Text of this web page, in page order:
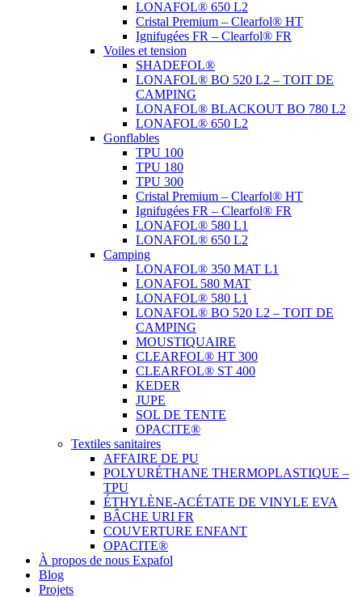
LONAFOL® 650 L2
Cristal Premium – Clearfol® HT
Ignifugées FR – Clearfol® FR
Voiles et tension
SHADEFOL®
LONAFOL® BO 520 L2 – TOIT DE
CAMPING
LONAFOL® BLACKOUT BO 780 L2
LONAFOL® 650 L2
Gonflables
TPU 100
TPU 180
TPU 300
Cristal Premium – Clearfol® HT
Ignifugées FR – Clearfol® FR
LONAFOL® 580 L1
LONAFOL® 650 L2
Camping
LONAFOL® 350 MAT L1
LONAFOL 580 MAT
LONAFOL® 580 L1
LONAFOL® BO 520 L2 – TOIT DE
CAMPING
MOUSTIQUAIRE
CLEARFOL® HT 300
CLEARFOL® ST 400
KEDER
JUPE
SOL DE TENTE
OPACITE®
Textiles sanitaires
AFFAIRE DE PU
POLYURÉTHANE THERMOPLASTIQUE –
TPU
ÉTHYLÈNE-ACÉTATE DE VINYLE EVA
BÂCHE URI FR
COUVERTURE ENFANT
OPACITE®
À propos de nous Expafol
Blog
Projets